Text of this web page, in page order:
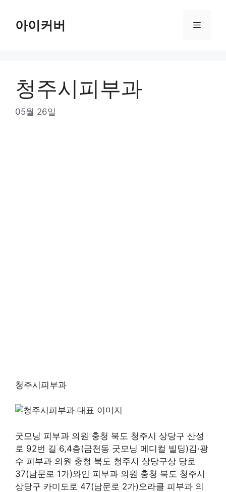
content아이커버 Menu
청주시피부과
05월 26일
청주시피부과
굿모닝 피부과 의원 충청 북도 청주시 상당구 산성
로 92번 길 6,4층(금천동 굿모닝 메디컬 빌딩)김·광
수 피부과 의원 충청 북도 청주시 상당구상 당로
37(남문로 1가)와인 피부과 의원 충청 북도 청주시
상당구 카미도로 47(남문로 2가)오라클 피부과 의